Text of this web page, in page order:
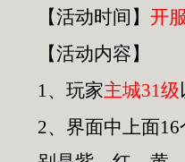
【活动时间】 开
【活动内容】
1、玩家主城31级
2、界面中上面